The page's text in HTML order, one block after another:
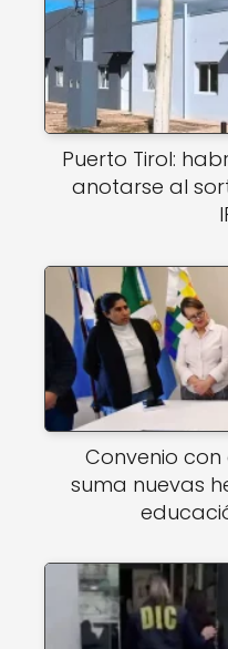
Puerto Tirol:
anotarse al
Convenio con
suma nuevas